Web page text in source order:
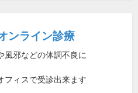
ンライン診療
風邪などの体調不良に
フィスで受診出来ます